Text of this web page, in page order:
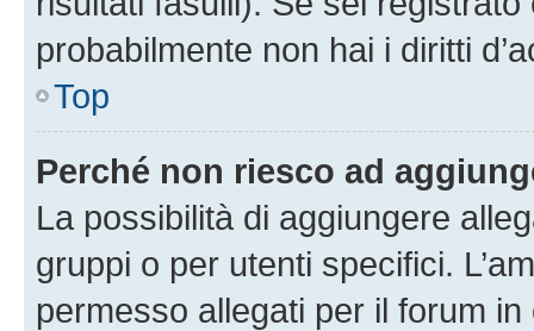
probabilmente non hai i diritti
Top
Perché non riesco ad
La possibilità di aggiungere
gruppi o per utenti specifici.
permesso allegati per il forum